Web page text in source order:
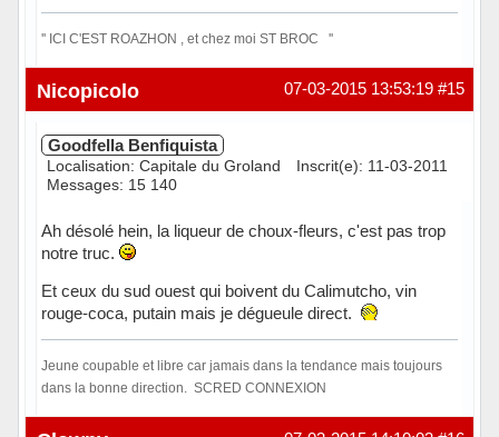
'' ICI C'EST ROAZHON , et chez moi ST BROC ''
Hors ligne #15
07-03-2015 13:53:19
Nicopicolo
Goodfella Benfiquista
Localisation: Capitale du Groland
Inscrit(e): 11-03-2011
Messages: 15 140
Ah désolé hein, la liqueur de choux-fleurs, c'est pas trop
notre truc.
Et ceux du sud ouest qui boivent du Calimutcho, vin
rouge-coca, putain mais je dégueule direct.
Jeune coupable et libre car jamais dans la tendance mais toujours
dans la bonne direction. SCRED CONNEXION
Hors ligne